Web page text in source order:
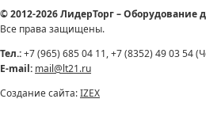
© 2012-2026 ЛидерТорг – Оборудование
Все права защищены.
Тел.:+7 (965) 685 04 11, +7 (8352) 49 03 54
E-mail: mail@lt21.ru
Создание сайта:IZEX